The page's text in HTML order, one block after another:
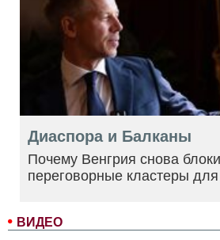
ВИДЕО
Диаспора и Балканы
Почему Венгрия снова
переговорные кластеры